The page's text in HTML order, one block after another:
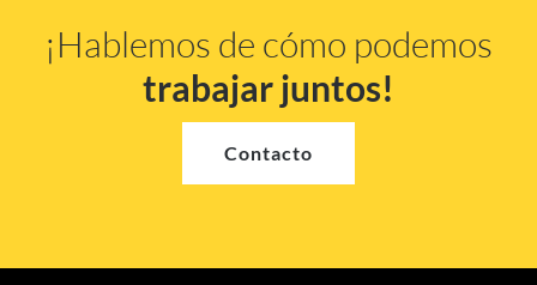
¡Hablemos de cómo podemos
trabajar juntos!
Contacto